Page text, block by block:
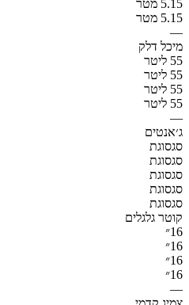
5.15 מטר
5.15 מטר
—
מיכל דלק
55 ליטר
55 ליטר
55 ליטר
55 ליטר
—
ג׳אנטים
סגסוגת
סגסוגת
סגסוגת
סגסוגת
סגסוגת
קוטר גלגלים
16״
16״
16״
16״
—